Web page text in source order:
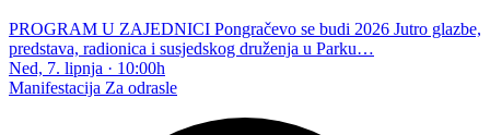
PROGRAM U ZAJEDNICI Pongračevo se budi 2026 Jutro glazbe,
predstava, radionica i susjedskog druženja u Parku…
Ned, 7. lipnja · 10:00h
Manifestacija Za odrasle